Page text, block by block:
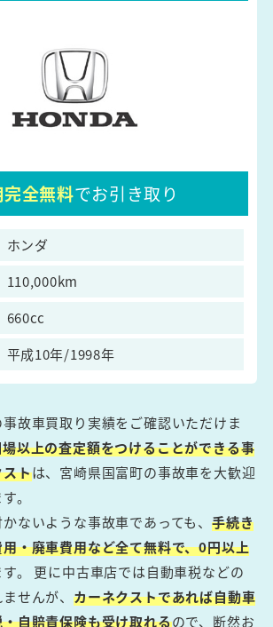
完全無料でお引き取り
ホンダ
110,000km
660cc
平成10年/1998年
故車買取り実績をご確認いただけま
以上の査定額をつけることができる事
ストは、宮崎県国富町の事故車を大歓迎
。
ないような事故車であっても、手続き
・廃車費用など全て無料で、0円以上
。 更に中古車店では自動車税などの
せんが、カーネクストであれば自動車
自賠責保険も受け取れるので、断然お